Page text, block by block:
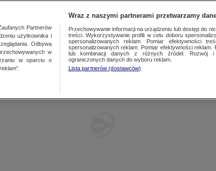
FAKTY PO FAKTACH FAKTY O ŚWIECIE
Partnerów
użytkownika i
Odbywa
w
w oparciu o
Wraz z naszymi partnerami przetwarzamy
Przechowywanie informacji na urządzeniu lub dostęp do
treści. Wykorzystywanie profili w celu doboru
spersonalizowanych reklam. Pomiar efektywności
spersonalizowanych reklam. Pomiar efektywności
lub kombinacji danych z różnych źródeł. Rozwój i
ograniczonych danych do wyboru reklam.
Lista partnerów (dostawców)